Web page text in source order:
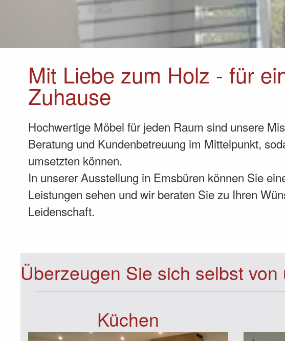
Mit Liebe zum Holz - für
Zuhause
Hochwertige Möbel für jeden Raum sind unsere
Beratung und Kundenbetreuung im Mittelpunkt,
umsetzten können.
In unserer Ausstellung in Emsbüren können Sie
Leistungen sehen und wir beraten Sie zu Ihren
Leidenschaft.
Überzeugen Sie sich selbst
Küchen